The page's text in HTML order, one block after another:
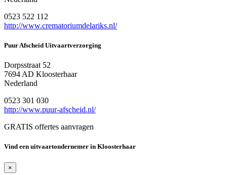
0523 522 112
http://www.crematoriumdelariks.nl/
Puur Afscheid Uitvaartverzorging
Dorpsstraat 52
7694 AD Kloosterhaar
Nederland
0523 301 030
http://www.puur-afscheid.nl/
GRATIS offertes aanvragen
Vind een uitvaartondernemer in Kloosterhaar
×